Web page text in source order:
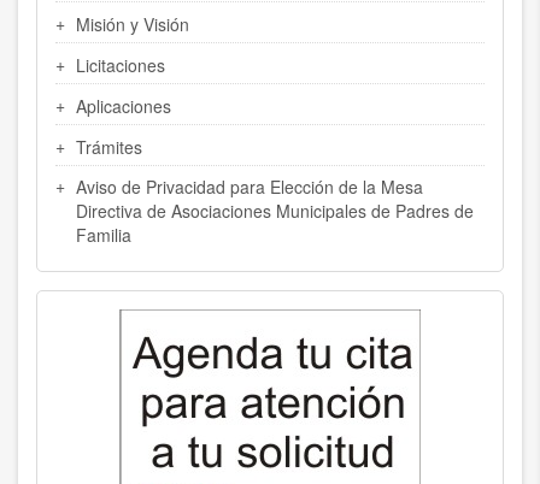
Misión y Visión
Licitaciones
Aplicaciones
Trámites
Aviso de Privacidad para Elección de la Mesa
Directiva de Asociaciones Municipales de Padres de
Familia